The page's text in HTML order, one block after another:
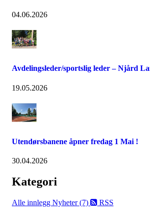
04.06.2026
Avdelingsleder/sportslig leder – Njård
19.05.2026
Utendørsbanene åpner fredag 1 Mai !
30.04.2026
Kategori
Alle innlegg Nyheter (7) RSS